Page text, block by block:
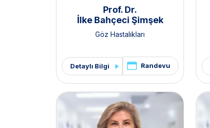
Prof. Dr.
İlke Bahçeci Şimşek
Göz Hastalıkları
Detaylı Bilgi Randevu